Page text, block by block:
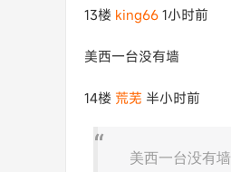
13楼 king66 1小时前
美西一台没有墙
14楼 荒芜 半小时前
美西一台没有墙